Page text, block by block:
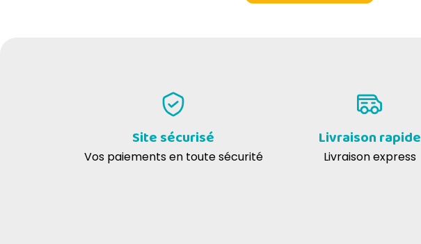
Site sécurisé
Vos paiements en toute sécurité
Livraison rapide
Livraison express